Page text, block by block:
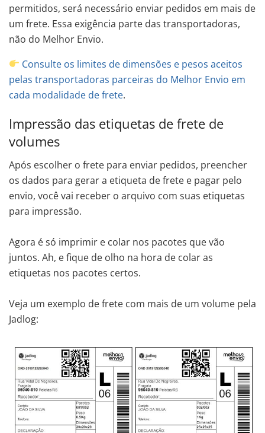
permitidos, será necessário enviar pedidos em mais de
um frete. Essa exigência parte das transportadoras,
não do Melhor Envio.
Consulte os limites de dimensões e pesos aceitos
pelas transportadoras parceiras do Melhor Envio em
cada modalidade de frete.
Impressão das etiquetas de frete de
volumes
Após escolher o frete para enviar pedidos, preencher
os dados para gerar a etiqueta de frete e pagar pelo
envio, você vai receber o arquivo com suas etiquetas
para impressão.
Agora é só imprimir e colar nos pacotes que vão
juntos. Ah, e fique de olho na hora de colar as
etiquetas nos pacotes certos.
Veja um exemplo de frete com mais de um volume pela
Jadlog: